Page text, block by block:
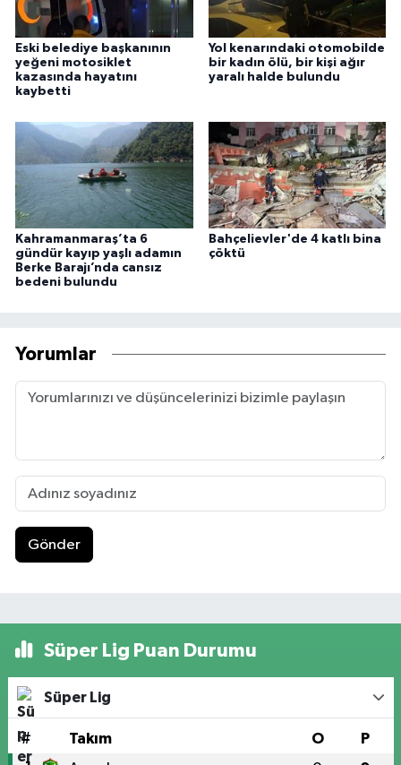
Eski belediye başkanının
yeğeni motosiklet
kazasında hayatını
kaybetti
Yol kenarındaki otomobilde
bir kadın ölü, bir kişi ağır
yaralı halde bulundu
Kahramanmaraş’ta 6
gündür kayıp yaşlı adamın
Berke Barajı’nda cansız
bedeni bulundu
Bahçelievler'de 4 katlı bina
çöktü
Yorumlar
Gönder
Süper Lig Puan Durumu
Süper Lig
# Takım O P